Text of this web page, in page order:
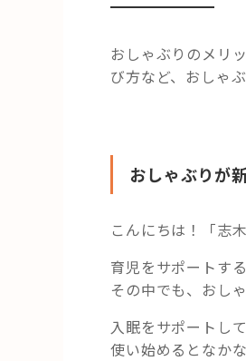
おしゃぶりのメリ
び方など、おしゃ
おしゃぶりが
こんにちは！「志
育児をサポートす
その中でも、おし
入眠をサポートし
使い始めるとなか